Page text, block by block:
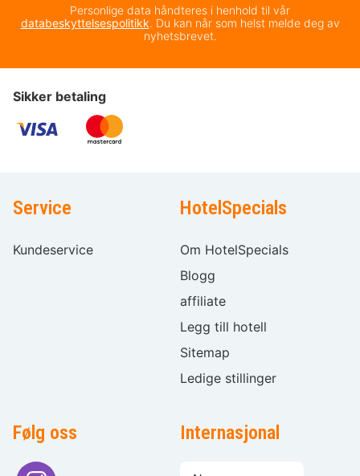
Personlige data håndteres i henhold til vår
databeskyttelsespolitikk. Du kan når som helst melde deg av
nyhetsbrevet.
Sikker betaling
Service
Kundeservice
HotelSpecials
Om HotelSpecials
Blogg
affiliate
Legg till hotell
Sitemap
Ledige stillinger
Følg oss Internasjonal